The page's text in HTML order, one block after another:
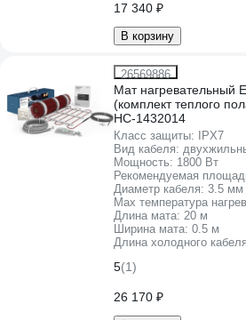
17 340 ₽
В корзину
26569886
Мат нагревательный
(комплект теплого
НС-1432014
Класс защиты:
IPХ7
Вид кабеля:
Мощность: 1800 Вт
Рекомендуемая
Диаметр кабеля: 3.5 мм
Max температура
Длина мата: 20 м
Ширина мата: 0.5 м
Длина холодного
5(1)
26 170 ₽